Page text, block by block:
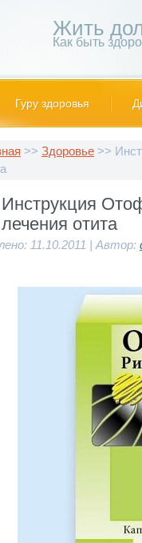
Жить
Как быть
Гуру здоровья
>> Здоровье >>
Инструкция
лечения отита
11.10.2011 | Автор: